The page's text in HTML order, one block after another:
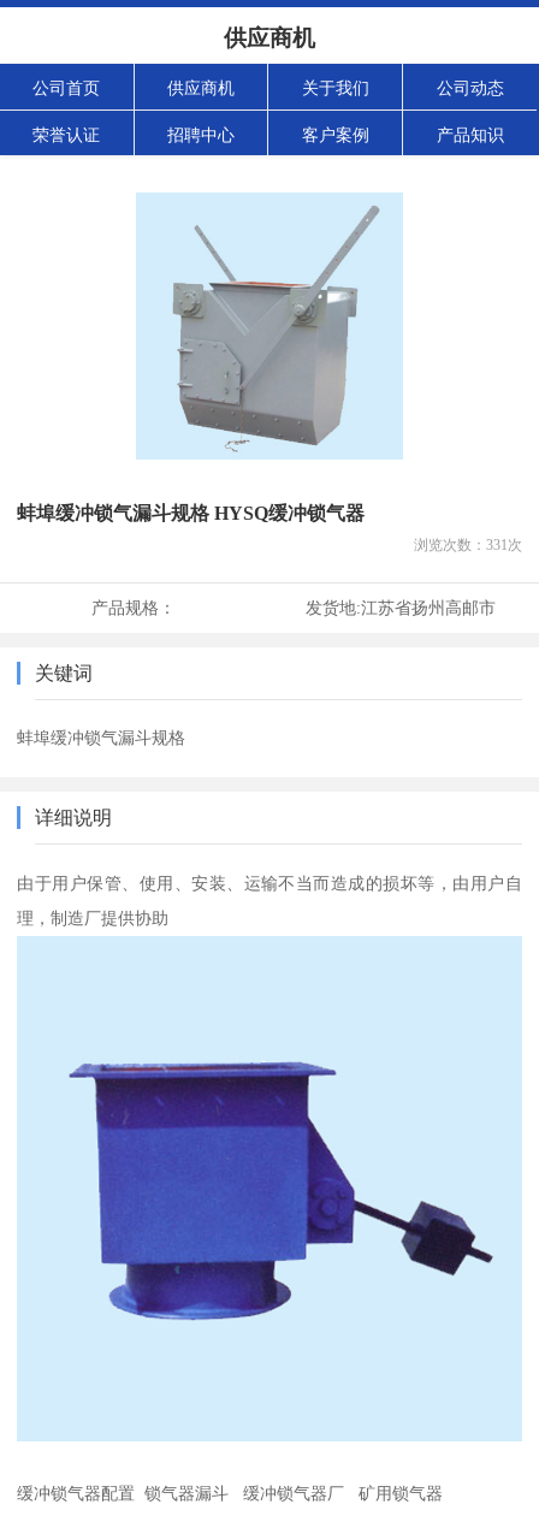
供应商机
公司首页 供应商机 关于我们 公司动态
荣誉认证 招聘中心 客户案例 产品知识
蚌埠缓冲锁气漏斗规格 HYSQ缓冲锁气器
浏览次数： 331次
产品规格： 发货地:江苏省扬州高邮市
关键词
蚌埠缓冲锁气漏斗规格
详细说明
由于用户保管、使用、安装、运输不当而造成的损坏等，由用户自
理，制造厂提供协助
缓冲锁气器配置 锁气器漏斗 缓冲锁气器厂 矿用锁气器